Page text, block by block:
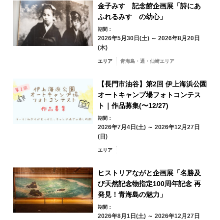
18 19 20 21 22
24 25 26 27
« 7月 9月 »
秋
冬
エリアから検索 by Area
油谷・日置エリア
青海島・通・仙
崎エリア
俵山エリア
深川・湯本エリア
三隅エリア
金子みすゞ記念館企画展「詩にあ
ふれるみすゞの幼心」
期間：
2026年5月30日(土) ～ 2026年8月20日
(木)
エリア 青海島・通・仙崎エリア
【長門市油谷】第2回 伊上海浜公園
オートキャンプ場フォトコンテス
ト｜作品募集(〜12/27)
期間：
2026年7月4日(土) ～ 2026年12月27日
(日)
エリア
ヒストリアながと企画展「名勝及
び天然記念物指定100周年記念 再
発見！青海島の魅力」
期間：
2026年8月1日(土) ～ 2026年12月27日